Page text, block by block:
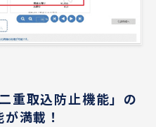
重取込防止機能」の
満載！